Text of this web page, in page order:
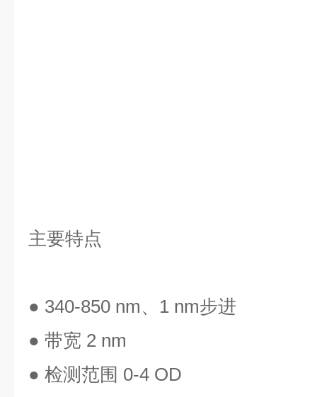
主要特点
● 340-850 nm、1 nm步进
● 带宽 2 nm
● 检测范围 0-4 OD